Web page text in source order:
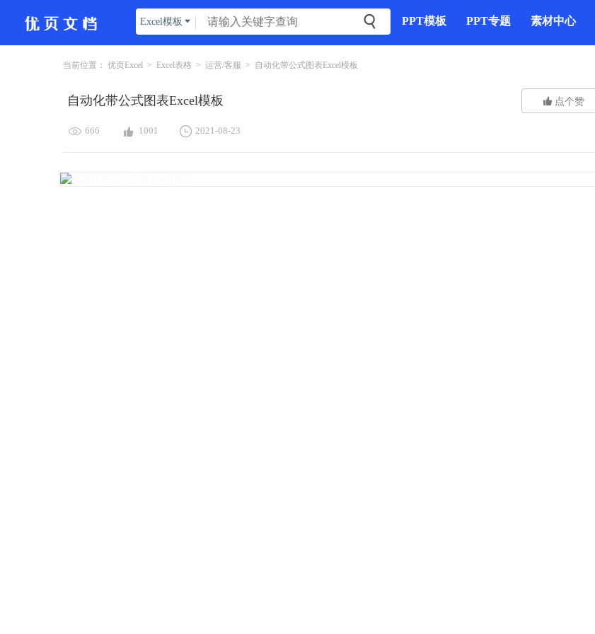
Excel模板   PPT模板 PPT专题 素材中心
当前位置： 优页Excel> Excel表格 > 运营/客服 > 自动化带公式图表Excel模板
自动化带公式图表Excel模板  点个赞
 666  1001  2021-08-23